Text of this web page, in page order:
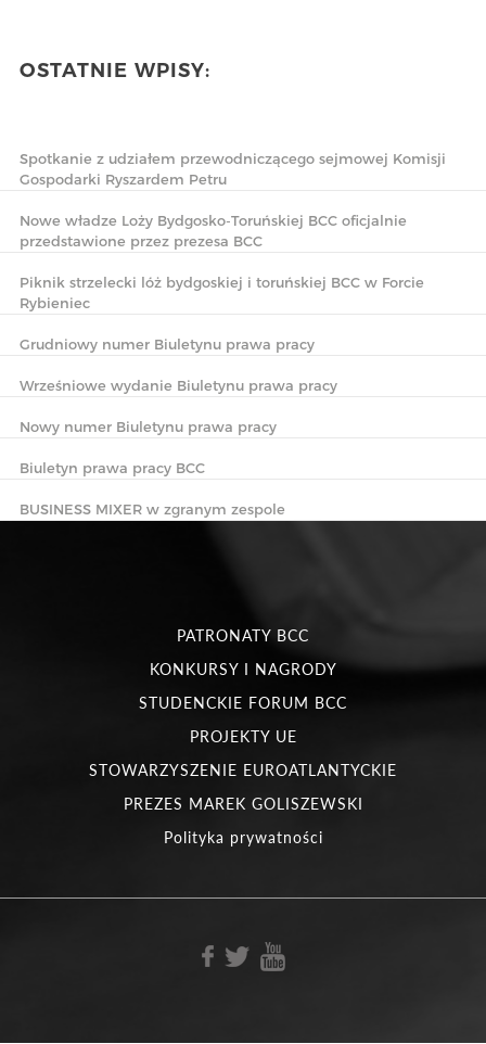
OSTATNIE WPISY:
Spotkanie z udziałem przewodniczącego sejmowej Komisji
Gospodarki Ryszardem Petru
Nowe władze Loży Bydgosko-Toruńskiej BCC oficjalnie
przedstawione przez prezesa BCC
Piknik strzelecki lóż bydgoskiej i toruńskiej BCC w Forcie
Rybieniec
Grudniowy numer Biuletynu prawa pracy
Wrześniowe wydanie Biuletynu prawa pracy
Nowy numer Biuletynu prawa pracy
Biuletyn prawa pracy BCC
BUSINESS MIXER w zgranym zespole
PATRONATY BCC
KONKURSY I NAGRODY
STUDENCKIE FORUM BCC
PROJEKTY UE
STOWARZYSZENIE EUROATLANTYCKIE
PREZES MAREK GOLISZEWSKI
Polityka prywatności